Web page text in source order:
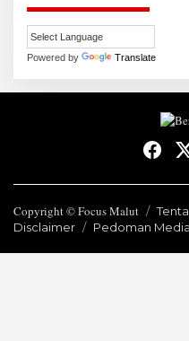
Powered by Translate
Copyright © Focus Malut
Disclaimer
Pedoman